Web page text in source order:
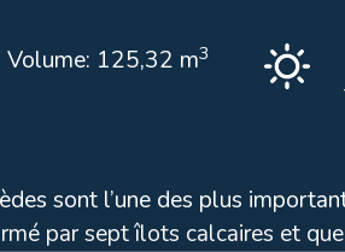
Volume: 125,32 m3
sont l’une des plus
par sept îlots calcaires et